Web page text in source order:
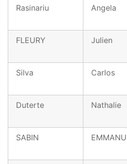
Rasinariu Angela
FLEURY Julien
Silva Carlos
Duterte Nathalie
SABIN